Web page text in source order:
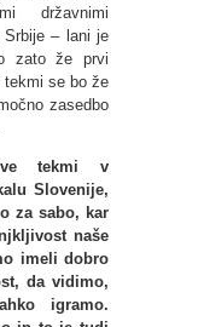
državnimi
Srbije – lani je
zato že prvi
tekmi se bo že
zasedbo
tekmi v
Slovenije,
za sabo, kar
naše
imeli dobro
da vidimo,
igramo.